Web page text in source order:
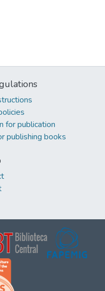
for publication
publishing books